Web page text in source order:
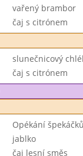
vařený brambor
čaj s citrónem
slunečnicový
čaj s citrónem
Opékání
jablko
čaj lesní směs